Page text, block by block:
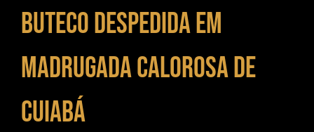
Buteco Despedida em
madrugada calorosa de
Cuiabá